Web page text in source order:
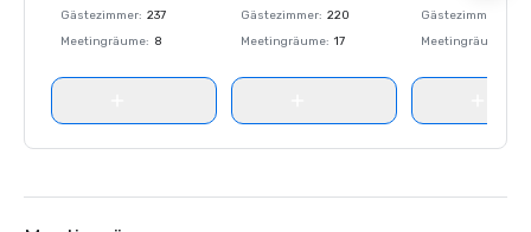
Gästezimmer: 237
Meetingräume: 8
Gästezimmer: 220
Meetingräume: 17
Gästezimmer
Meetingräume